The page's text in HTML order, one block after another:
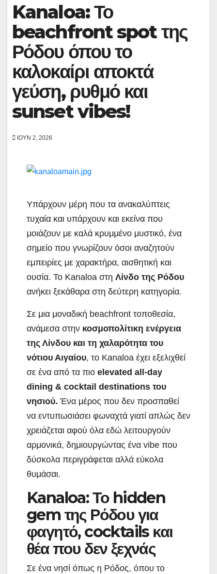
Kanaloa: Το
beachfront spot της
Ρόδου όπου το
καλοκαίρι αποκτά
γεύση, ρυθμό και
sunset vibes!
ΙΟΎΝ 2, 2026
Υπάρχουν μέρη που τα ανακαλύπτεις
τυχαία και υπάρχουν και εκείνα που
μοιάζουν με καλά κρυμμένο μυστικό, ένα
σημείο που γνωρίζουν όσοι αναζητούν
εμπειρίες με χαρακτήρα, αισθητική και
ουσία. Το Kanaloa στη Λίνδο της Ρόδου
ανήκει ξεκάθαρα στη δεύτερη κατηγορία.
Σε μια μοναδική beachfront τοποθεσία,
ανάμεσα στην κοσμοπολίτικη ενέργεια
της Λίνδου και τη χαλαρότητα του
νότιου Αιγαίου, το Kanaloa έχει εξελιχθεί
σε ένα από τα πιο elevated all-day
dining & cocktail destinations του
νησιού. Ένα μέρος που δεν προσπαθεί
να εντυπωσιάσει φωναχτά γιατί απλώς δεν
χρειάζεται αφού όλα εδώ λειτουργούν
αρμονικά, δημιουργώντας ένα vibe που
δύσκολα περιγράφεται αλλά εύκολα
θυμάσαι.
Kanaloa: Το hidden
gem της Ρόδου για
φαγητό, cocktails και
θέα που δεν ξεχνάς
Σε ένα νησί όπως η Ρόδος, όπου το